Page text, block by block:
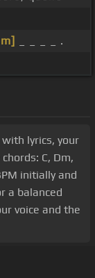
_ _ _ _ .
lyrics, your
C, Dm,
initially and
a balanced
voice and the